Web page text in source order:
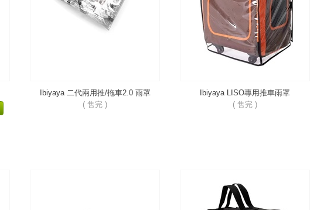
Ibiyaya 二代兩用推/拖車2.0 雨罩
( 售完 )
Ibiyaya LISO專用推車雨罩
( 售完 )